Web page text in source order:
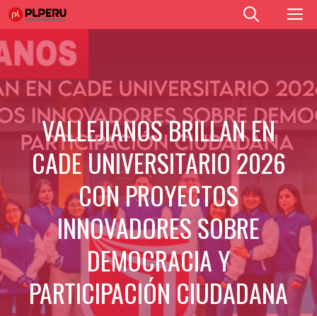
Saltar
al
contenido
VALLEJIANOS BRILLAN EN
CADE UNIVERSITARIO 2026
CON PROYECTOS
INNOVADORES SOBRE
DEMOCRACIA Y
PARTICIPACIÓN CIUDADANA